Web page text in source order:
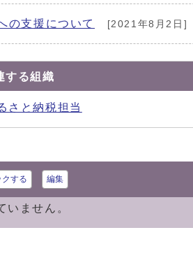
の支援について [2021年8月2日]
する組織
さと納税担当
する 編集
いません。